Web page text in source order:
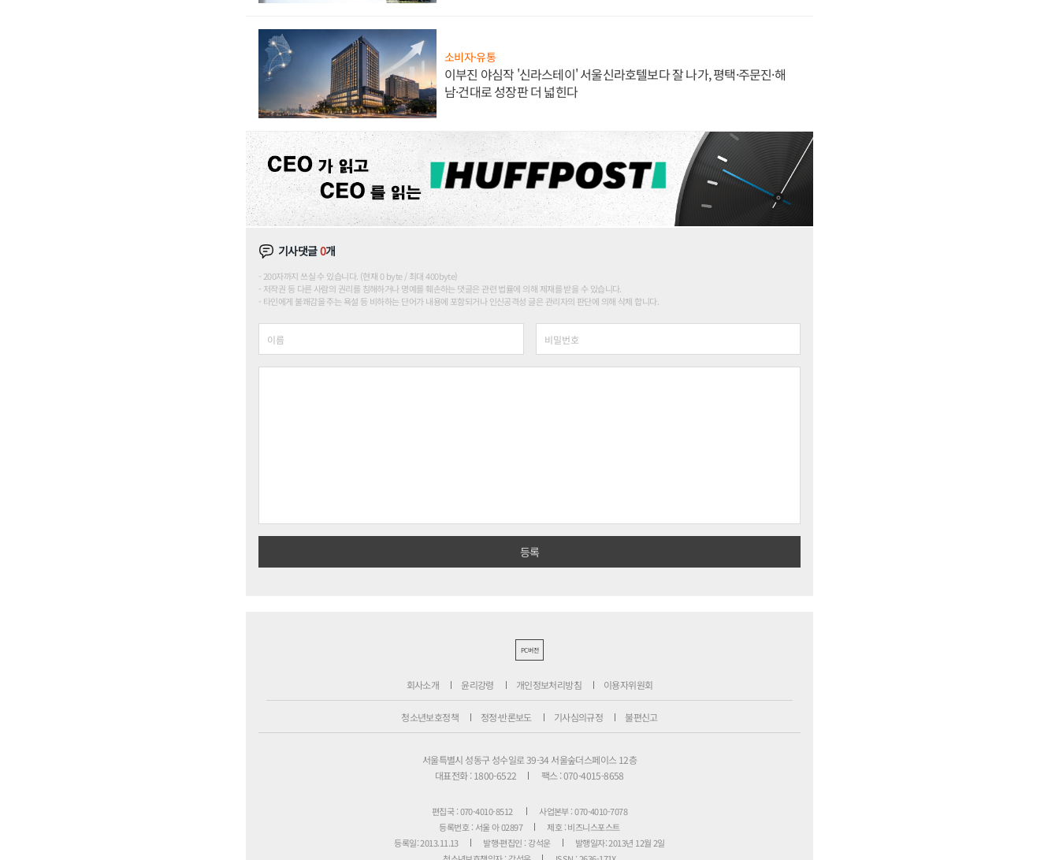
소비자·유통
이부진 야심작 '신라스테이' 서울신라호텔보다 잘 나가, 평택·주문진·해
남·건대로 성장판 더 넓힌다
기사댓글0개
200자까지 쓰실 수 있습니다. (현재 0 byte / 최대 400byte)
저작권 등 다른 사람의 권리를 침해하거나 명예를 훼손하는 댓글은 관련 법률에 의해 제재를 받을 수 있습니다.
타인에게 불쾌감을 주는 욕설 등 비하하는 단어가 내용에 포함되거나 인신공격성 글은 관리자의 판단에 의해 삭제 합니다.
PC버전
회사소개 윤리강령 개인정보처리방침 이용자위원회
청소년보호정책 정정·반론보도 기사심의규정 불편신고
서울특별시 성동구 성수일로 39-34 서울숲더스페이스 12층
대표전화 : 1800-6522
팩스 : 070-4015-8658
편집국 : 070-4010-8512
사업본부 : 070-4010-7078
등록번호 : 서울 아 02897
제호 : 비즈니스포스트
등록일: 2013.11.13
발행·편집인 : 강석운
발행일자: 2013년 12월 2일